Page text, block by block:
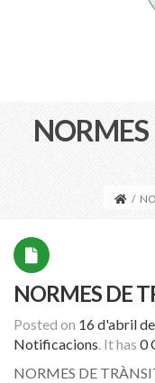
/
NORMES DE
Posted on 16 d'abril
Notificacions. It has 0
NORMES DE